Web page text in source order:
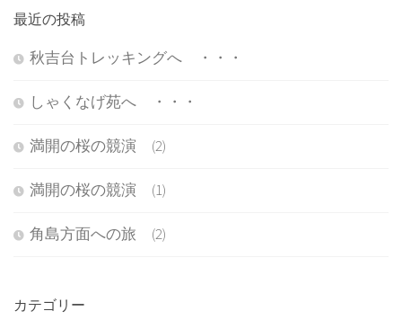
最近の投稿
秋吉台トレッキングへ ・・・
しゃくなげ苑へ ・・・
満開の桜の競演 (2)
満開の桜の競演 (1)
角島方面への旅 (2)
カテゴリー